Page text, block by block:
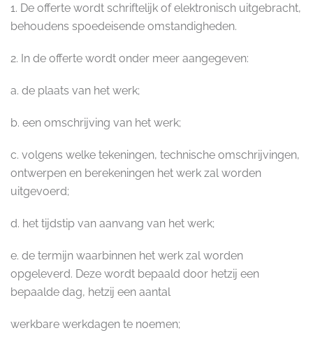
1. De offerte wordt schriftelijk of elektronisch uitgebracht,
behoudens spoedeisende omstandigheden.
2. In de offerte wordt onder meer aangegeven:
a. de plaats van het werk;
b. een omschrijving van het werk;
c. volgens welke tekeningen, technische omschrijvingen,
ontwerpen en berekeningen het werk zal worden
uitgevoerd;
d. het tijdstip van aanvang van het werk;
e. de termijn waarbinnen het werk zal worden
opgeleverd. Deze wordt bepaald door hetzij een
bepaalde dag, hetzij een aantal
werkbare werkdagen te noemen;